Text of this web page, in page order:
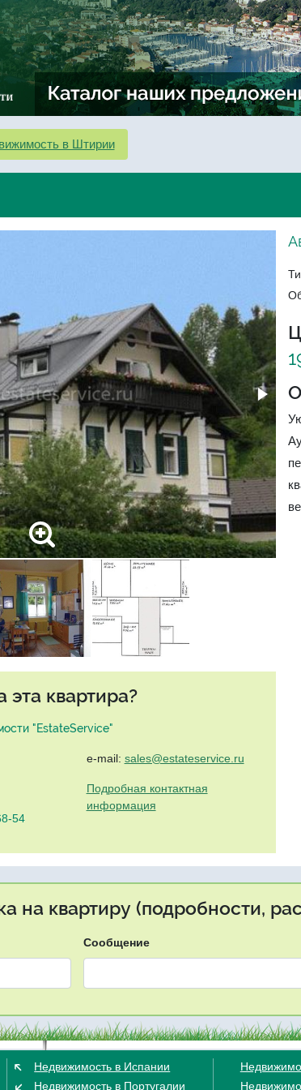
в Штирии
эта квартира?
"EstateService"
54
e-mail: sales@estateservice.ru
Подробная контактная
информация
на квартиру (подробности,
Сообщение
Недвижимость в Испании
Недвижимость в Португалии